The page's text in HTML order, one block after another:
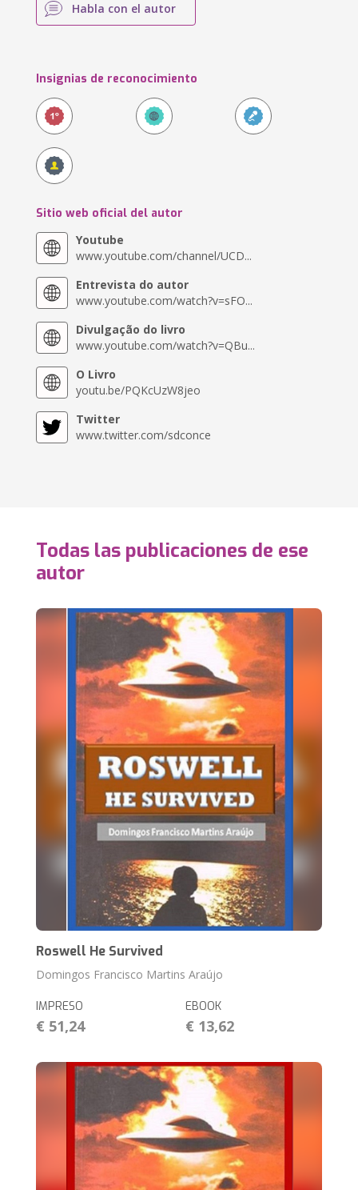
Habla con el autor
Insignias de reconocimiento
Sitio web oficial del autor
Youtube
www.youtube.com/channel/UCD...
Entrevista do autor
www.youtube.com/watch?v=sFO...
Divulgação do livro
www.youtube.com/watch?v=QBu...
O Livro
youtu.be/PQKcUzW8jeo
Twitter
www.twitter.com/sdconce
Todas las publicaciones de ese
autor
Roswell He Survived
Domingos Francisco Martins Araújo
IMPRESO
€ 51,24
EBOOK
€ 13,62